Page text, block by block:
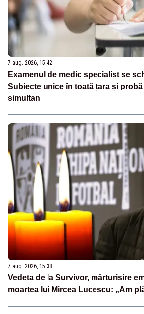
7 aug. 2026, 15:42
Examenul de medic specialist se
Subiecte unice în toată țara și
simultan
7 aug. 2026, 15:38
Vedeta de la Survivor, mărturisire
moartea lui Mircea Lucescu: „Am